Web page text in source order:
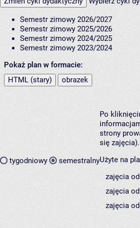
Semestr zimowy 2026/2027
Semestr zimowy 2025/2026
Semestr zimowy 2024/2025
Semestr zimowy 2023/2024
Pokaż plan w formacie:
HTML (stary)
obrazek
tygodniowy semestralny
Po
strony
się zajęcia).
Użyte na
zajęcia
zajęcia
zajęcia